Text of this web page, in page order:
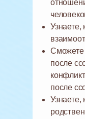
Узнаете,
Сможете
после
после
Узнаете,